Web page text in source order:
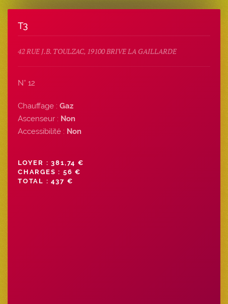
T3
42 RUE J.B. TOULZAC, 19100 BRIVE LA GAILLARDE
N° 12
Chauffage : Gaz
Ascenseur : Non
Accessibilité : Non
LOYER : 381,74 €
CHARGES : 56 €
TOTAL : 437 €